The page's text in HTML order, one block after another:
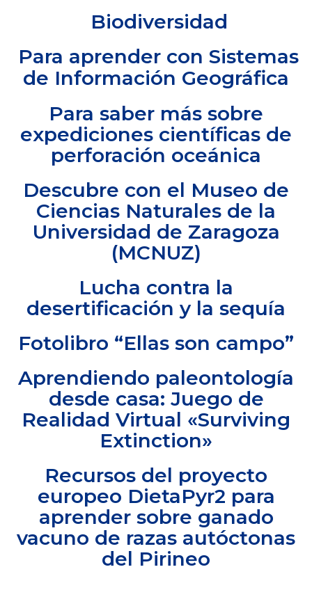
Biodiversidad
Para aprender con Sistemas
de Información Geográfica
Para saber más sobre
expediciones científicas de
perforación oceánica
Descubre con el Museo de
Ciencias Naturales de la
Universidad de Zaragoza
(MCNUZ)
Lucha contra la
desertificación y la sequía
Fotolibro “Ellas son campo”
Aprendiendo paleontología
desde casa: Juego de
Realidad Virtual «Surviving
Extinction»
Recursos del proyecto
europeo DietaPyr2 para
aprender sobre ganado
vacuno de razas autóctonas
del Pirineo